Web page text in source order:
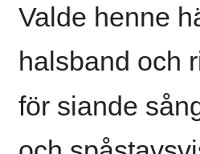
Valde henne
halsband och
för siande